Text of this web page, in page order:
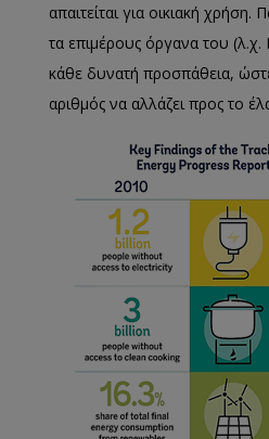
απαιτείται για οικιακή
τα επιμέρους όργανα του
κάθε δυνατή προσπάθεια,
αριθμός να αλλάζει προς το